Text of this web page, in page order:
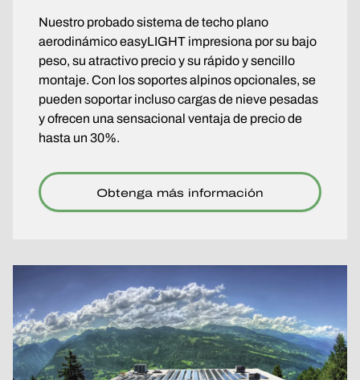
Nuestro probado sistema de techo plano
aerodinámico easyLIGHT impresiona por su bajo
peso, su atractivo precio y su rápido y sencillo
montaje. Con los soportes alpinos opcionales, se
pueden soportar incluso cargas de nieve pesadas
y ofrecen una sensacional ventaja de precio de
hasta un 30%.
Obtenga más información